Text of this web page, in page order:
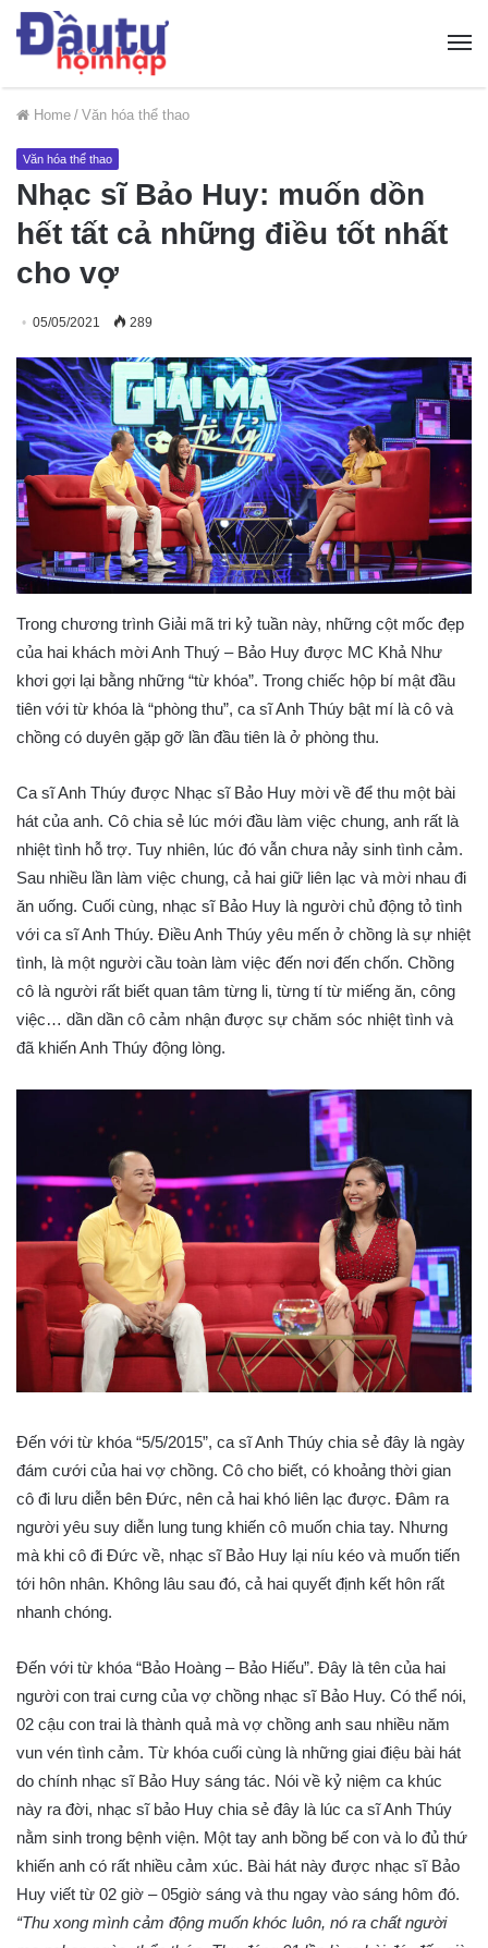
Home / Văn hóa thể thao
Văn hóa thể thao
Nhạc sĩ Bảo Huy: muốn dồn
hết tất cả những điều tốt nhất
cho vợ
05/05/2021 289
Trong chương trình Giải mã tri kỷ tuần này, những cột mốc đẹp
của hai khách mời Anh Thuý – Bảo Huy được MC Khả Như
khơi gợi lại bằng những “từ khóa”. Trong chiếc hộp bí mật đầu
tiên với từ khóa là “phòng thu”, ca sĩ Anh Thúy bật mí là cô và
chồng có duyên gặp gỡ lần đầu tiên là ở phòng thu.
Ca sĩ Anh Thúy được Nhạc sĩ Bảo Huy mời về để thu một bài
hát của anh. Cô chia sẻ lúc mới đầu làm việc chung, anh rất là
nhiệt tình hỗ trợ. Tuy nhiên, lúc đó vẫn chưa nảy sinh tình cảm.
Sau nhiều lần làm việc chung, cả hai giữ liên lạc và mời nhau đi
ăn uống. Cuối cùng, nhạc sĩ Bảo Huy là người chủ động tỏ tình
với ca sĩ Anh Thúy. Điều Anh Thúy yêu mến ở chồng là sự nhiệt
tình, là một người cầu toàn làm việc đến nơi đến chốn. Chồng
cô là người rất biết quan tâm từng li, từng tí từ miếng ăn, công
việc… dần dần cô cảm nhận được sự chăm sóc nhiệt tình và
đã khiến Anh Thúy động lòng.
Đến với từ khóa “5/5/2015”, ca sĩ Anh Thúy chia sẻ đây là ngày
đám cưới của hai vợ chồng. Cô cho biết, có khoảng thời gian
cô đi lưu diễn bên Đức, nên cả hai khó liên lạc được. Đâm ra
người yêu suy diễn lung tung khiến cô muốn chia tay. Nhưng
mà khi cô đi Đức về, nhạc sĩ Bảo Huy lại níu kéo và muốn tiến
tới hôn nhân. Không lâu sau đó, cả hai quyết định kết hôn rất
nhanh chóng.
Đến với từ khóa “Bảo Hoàng – Bảo Hiếu”. Đây là tên của hai
người con trai cưng của vợ chồng nhạc sĩ Bảo Huy. Có thể nói,
02 cậu con trai là thành quả mà vợ chồng anh sau nhiều năm
vun vén tình cảm. Từ khóa cuối cùng là những giai điệu bài hát
do chính nhạc sĩ Bảo Huy sáng tác. Nói về kỷ niệm ca khúc
này ra đời, nhạc sĩ bảo Huy chia sẻ đây là lúc ca sĩ Anh Thúy
nằm sinh trong bệnh viện. Một tay anh bồng bế con và lo đủ thứ
khiến anh có rất nhiều cảm xúc. Bài hát này được nhạc sĩ Bảo
Huy viết từ 02 giờ – 05giờ sáng và thu ngay vào sáng hôm đó.
“Thu xong mình cảm động muốn khóc luôn, nó ra chất người